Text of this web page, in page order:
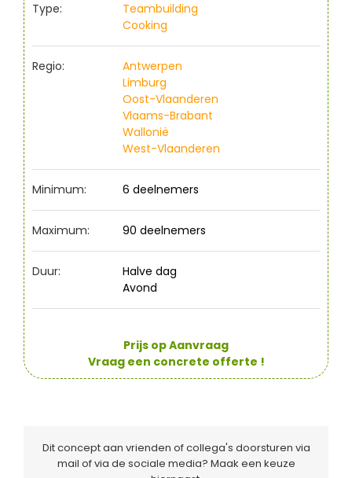
Type:
Teambuilding
Cooking
Regio:
Antwerpen
Limburg
Oost-Vlaanderen
Vlaams-Brabant
Wallonië
West-Vlaanderen
Minimum: 6 deelnemers
Maximum: 90 deelnemers
Duur:
Halve dag
Avond
Prijs op Aanvraag
Vraag een concrete offerte !
Dit concept aan vrienden of collega's doorsturen via
mail of via de sociale media? Maak een keuze